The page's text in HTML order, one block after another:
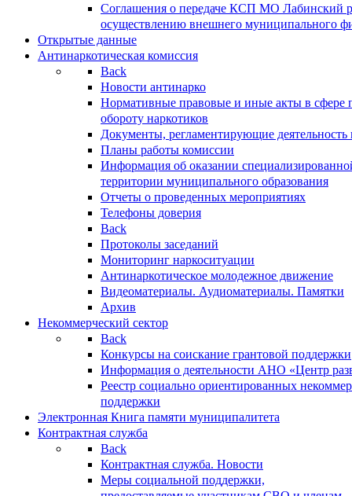
Соглашения о передаче КСП МО Лабинский
осуществлению внешнего муниципального
Открытые данные
Антинаркотическая комиссия
Back
Новости антинарко
Нормативные правовые и иные акты в сфере
обороту наркотиков
Документы, регламентирующие деятельность
Планы работы комиссии
Информация об оказании
территории муниципального образования
Отчеты о проведенных мероприятиях
Телефоны доверия
Back
Протоколы заседаний
Мониторинг наркоситуации
Антинаркотическое молодежное движение
Видеоматериалы. Аудиоматериалы. Памятки
Архив
Некоммерческий сектор
Back
Конкурсы на соискание грантовой поддержки
Информация о деятельности АНО «Центр
Реестр социально ориентированных
поддержки
Электронная Книга памяти муниципалитета
Контрактная служба
Back
Контрактная служба. Новости
Меры социальной поддержки,